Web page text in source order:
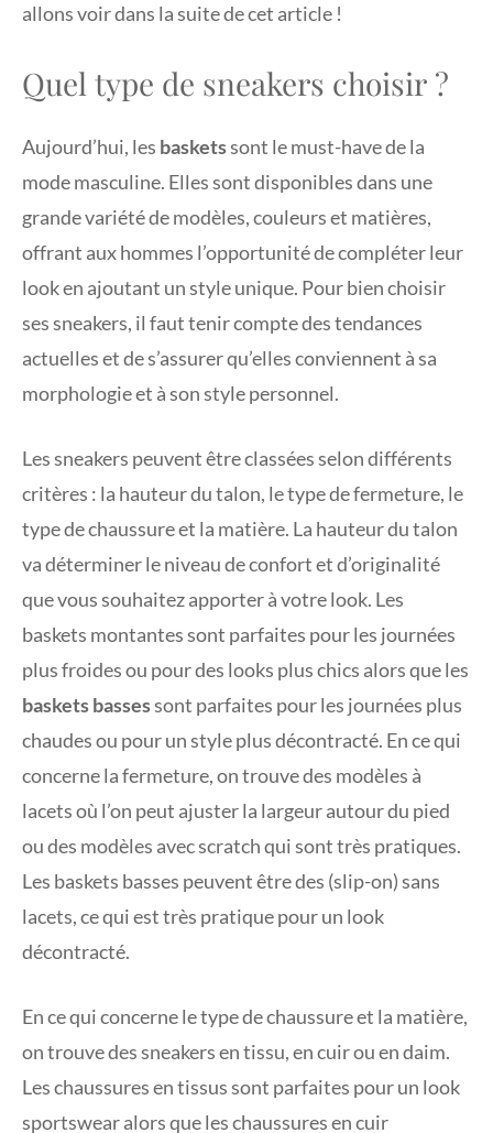
allons voir dans la suite de cet article !
Quel type de sneakers choisir ?
Aujourd’hui, les basketssont le must-have de la
mode masculine. Elles sont disponibles dans une
grande variété de modèles, couleurs et matières,
offrant aux hommes l’opportunité de compléter leur
look en ajoutant un style unique. Pour bien choisir
ses sneakers, il faut tenir compte des tendances
actuelles et de s’assurer qu’elles conviennent à sa
morphologie et à son style personnel.
Les sneakers peuvent être classées selon différents
critères : la hauteur du talon, le type de fermeture, le
type de chaussure et la matière. La hauteur du talon
va déterminer le niveau de confort et d’originalité
que vous souhaitez apporter à votre look. Les
baskets montantes sont parfaites pour les journées
plus froides ou pour des looks plus chics alors que les
baskets bassessont parfaites pour les journées plus
chaudes ou pour un style plus décontracté. En ce qui
concerne la fermeture, on trouve des modèles à
lacets où l’on peut ajuster la largeur autour du pied
ou des modèles avec scratch qui sont très pratiques.
Les baskets basses peuvent être des (slip-on) sans
lacets, ce qui est très pratique pour un look
décontracté.
En ce qui concerne le type de chaussure et la matière,
on trouve des sneakers en tissu, en cuir ou en daim.
Les chaussures en tissus sont parfaites pour un look
sportswear alors que les chaussures en cuir